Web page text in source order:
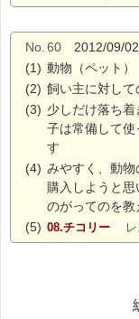
No. 60 2012/09/
(1) 動物（ペット）
(2) 飼い主に対して
(3) 少しだけ落ち
子は常備して
す
(4) みやすく、動
購入しようと
のがってのを
(5) 08.チコリー